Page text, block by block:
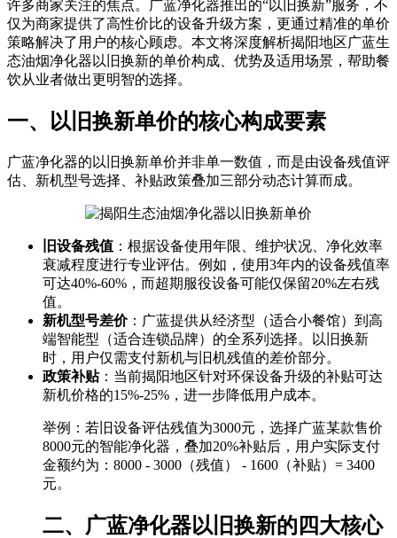
许多商家关注的焦点。广蓝净化器推出的“以旧换新”服务，不
仅为商家提供了高性价比的设备升级方案，更通过精准的单价
策略解决了用户的核心顾虑。本文将深度解析揭阳地区广蓝生
态油烟净化器以旧换新的单价构成、优势及适用场景，帮助餐
饮从业者做出更明智的选择。
一、以旧换新单价的核心构成要素
广蓝净化器的以旧换新单价并非单一数值，而是由设备残值评
估、新机型号选择、补贴政策叠加三部分动态计算而成。
旧设备残值 ：根据设备使用年限、维护状况、净化效率
衰减程度进行专业评估。例如，使用3年内的设备残值率
可达40%-60%，而超期服役设备可能仅保留20%左右残
值。
新机型号差价：广蓝提供从经济型（适合小餐馆）到高
端智能型（适合连锁品牌）的全系列选择。以旧换新
时，用户仅需支付新机与旧机残值的差价部分。
政策补贴：当前揭阳地区针对环保设备升级的补贴可达
新机价格的15%-25%，进一步降低用户成本。
举例：若旧设备评估残值为3000元，选择广蓝某款售价
8000元的智能净化器，叠加20%补贴后，用户实际支付
金额约为：8000 - 3000（残值） - 1600（补贴）= 3400
元。
二、广蓝净化器以旧换新的四大核心